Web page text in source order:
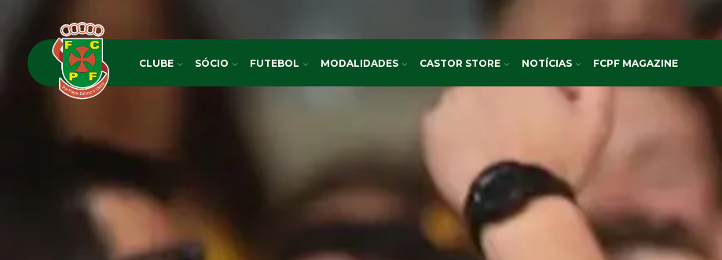
CLUBE SÓCIO FUTEBOL MODALIDADES CASTOR STORE NOTÍCIAS FCPF MAGAZINE